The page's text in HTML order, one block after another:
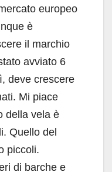
europeo
è
il marchio
avviato 6
deve crescere
Mi piace
della vela è
Quello del
piccoli.
di barche e